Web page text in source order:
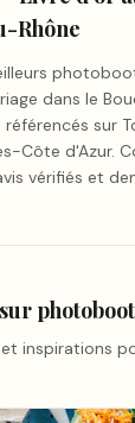
Rhône
dans le
sur
Côte d'Azur.
vérifiés et
inspirations